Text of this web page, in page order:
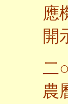
應
開
二
農